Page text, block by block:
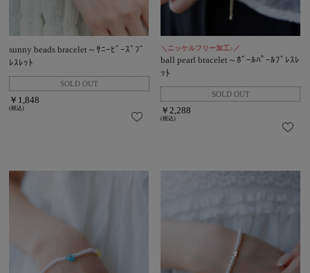
sunny beads bracelet～ｻﾆｰﾋﾞｰｽﾞﾌﾞ
ﾚｽﾚｯﾄ
￥1,848
(税込)
＼ニッケルフリー加工♪／
ball pearl bracelet～ﾎﾞｰﾙﾊﾟｰﾙﾌﾞﾚｽﾚ
ｯﾄ
￥2,288
(税込)